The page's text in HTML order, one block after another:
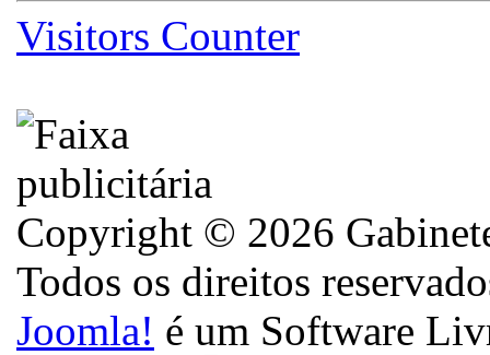
Visitors Counter
Copyright © 2026
Todos os direitos
Joomla! é um Software